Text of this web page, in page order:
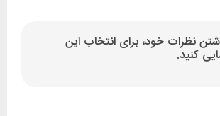
نظرات خود، برای انتخاب این
کنید.